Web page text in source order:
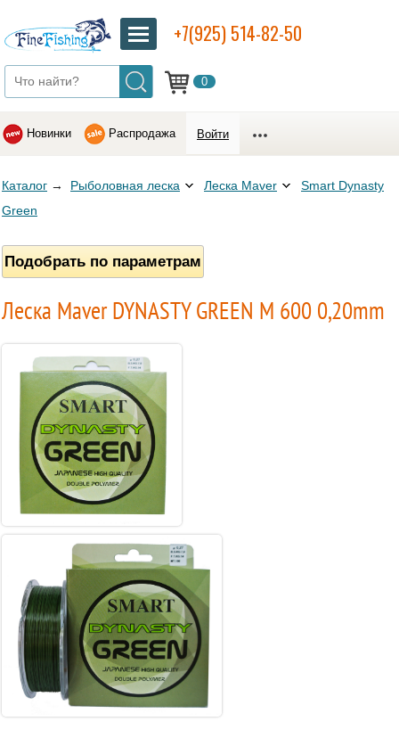
0
+7(925) 514-82-50
Новинки Распродажа Войти
Каталог → Рыболовная леска Леска Maver
Smart Dynasty
Green
Подобрать по параметрам
Леска Maver DYNASTY GREEN М 600 0,20mm